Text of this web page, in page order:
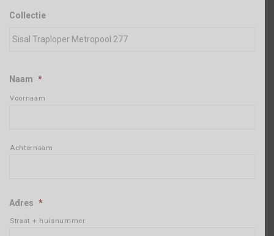
Collectie
Naam *
Voornaam
Achternaam
Adres *
Straat + huisnummer